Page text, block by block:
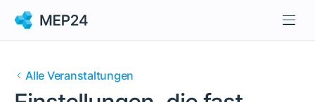
Alle Veranstaltungen